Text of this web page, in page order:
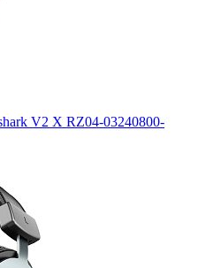
V2 X RZ04-03240800-